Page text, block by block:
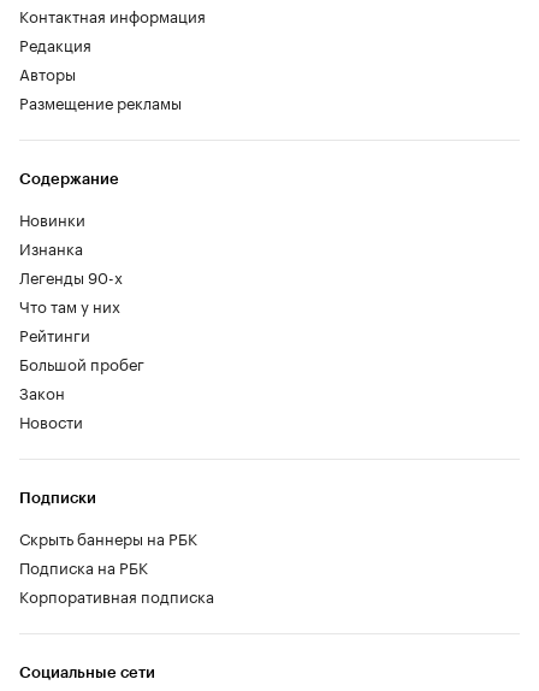
Контактная информация
Редакция
Авторы
Размещение рекламы
Содержание
Новинки
Изнанка
Легенды 90-х
Что там у них
Рейтинги
Большой пробег
Закон
Новости
Социальные сети
Подписки
Скрыть баннеры на РБК
Подписка на РБК
Корпоративная подписка